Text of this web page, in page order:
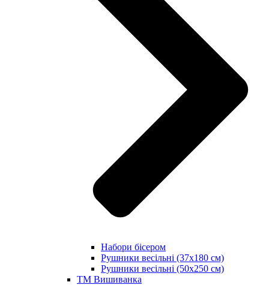
Набори бісером
Рушники весільні (37х180 см)
Рушники весільні (50х250 см)
ТМ Вишиванка